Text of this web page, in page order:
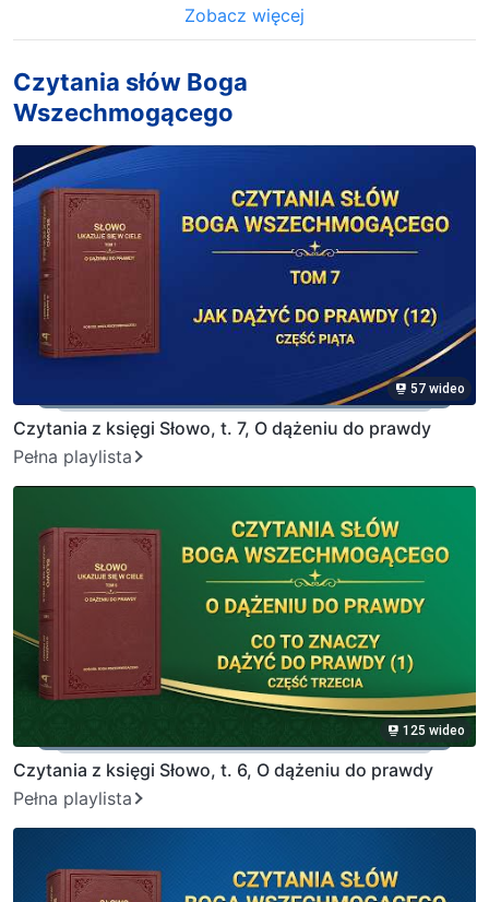
Zobacz więcej
Czytania słów Boga
Wszechmogącego
57 wideo
Czytania z księgi Słowo, t. 7, O dążeniu do prawdy
Pełna playlista
125 wideo
Czytania z księgi Słowo, t. 6, O dążeniu do prawdy
Pełna playlista